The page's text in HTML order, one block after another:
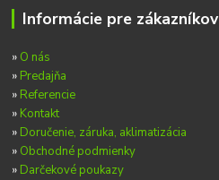
Informácie pre zákazníkov
» O nás
» Predajňa
» Referencie
» Kontakt
» Doručenie, záruka, aklimatizácia
» Obchodné podmienky
» Darčekové poukazy